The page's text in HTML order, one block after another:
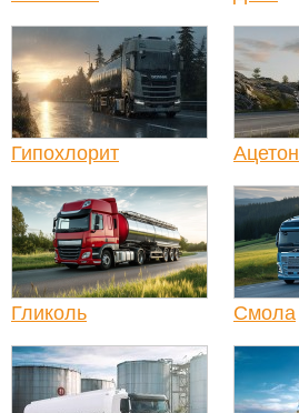
Гипохлорит Ацетон
Гликоль Смола